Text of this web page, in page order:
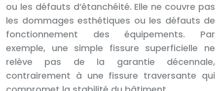
ou les défauts d’étanchéité. Elle ne couvre pas
les dommages esthétiques ou les défauts de
fonctionnement des équipements. Par
exemple, une simple fissure superficielle ne
relève pas de la garantie décennale,
contrairement à une fissure traversante qui